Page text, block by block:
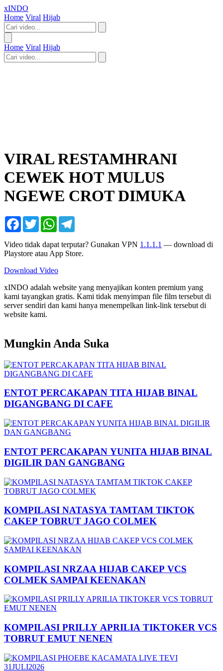
xINDO
Home Viral Hijab
Home Viral Hijab
VIRAL RESTAMHRANI
CEWEK HOT MULUS
NGEWE CROT DIMUKA
Facebook
TwitterWhatsApp
Video tidak dapat terputar? Gunakan VPN 1.1.1.1 — download di
Playstore atau App Store.
Download Video
xINDO adalah website yang menyajikan konten premium yang
kami tayangkan gratis. Kami tidak menyimpan file film tersebut di
server sendiri dan kami hanya menempelkan link-link tersebut di
website kami.
Mungkin Anda Suka
ENTOT PERCAKAPAN TITA HIJAB BINAL
DIGANGBANG DI CAFE
ENTOT PERCAKAPAN YUNITA HIJAB BINAL
DIGILIR DAN GANGBANG
KOMPILASI NATASYA TAMTAM TIKTOK
CAKEP TOBRUT JAGO COLMEK
KOMPILASI NRZAA HIJAB CAKEP VCS
COLMEK SAMPAI KEENAKAN
KOMPILASI PRILLY APRILIA TIKTOKER VCS
TOBRUT EMUT NENEN